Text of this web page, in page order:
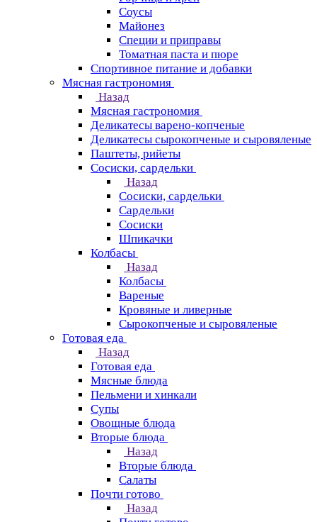
Соусы
Майонез
Специи и приправы
Томатная паста и пюре
Спортивное питание и добавки
Мясная гастрономия
Назад
Мясная гастрономия
Деликатесы варено-копченые
Деликатесы сырокопченые и сыровяленые
Паштеты, рийеты
Сосиски, сардельки
Назад
Сосиски, сардельки
Сардельки
Сосиски
Шпикачки
Колбасы
Назад
Колбасы
Вареные
Кровяные и ливерные
Сырокопченые и сыровяленые
Готовая еда
Назад
Готовая еда
Мясные блюда
Пельмени и хинкали
Супы
Овощные блюда
Вторые блюда
Назад
Вторые блюда
Салаты
Почти готово
Назад